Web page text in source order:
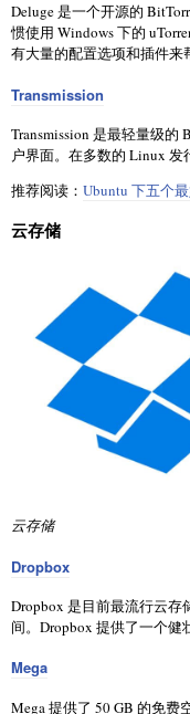
Deluge 是一个开源的
惯使用 Windows 下的
有大量的配置选项和插件来
Transmission
Transmission 是最轻量级
户界面。在多数的 Linux 发
推荐阅读： Ubuntu 下五个
云存储
云存储
Dropbox
Dropbox 是目前最流行云存
间。Dropbox 提供了一个健
Mega
Mega 提供了 50 GB 的免